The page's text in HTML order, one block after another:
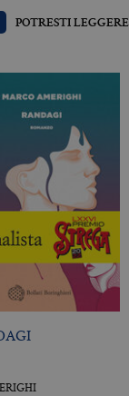
POTRESTI
3 mesi
Utilizzato